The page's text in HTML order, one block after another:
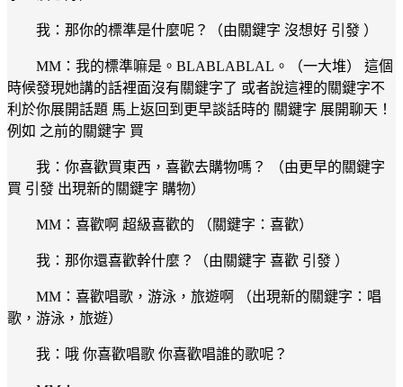
我：那你的標準是什麼呢？（由關鍵字 沒想好 引發 ）
MM：我的標準嘛是。BLABLABLAL。（一大堆） 這個
時候發現她講的話裡面沒有關鍵字了 或者說這裡的關鍵字不
利於你展開話題 馬上返回到更早談話時的 關鍵字 展開聊天！
例如 之前的關鍵字 買
我：你喜歡買東西，喜歡去購物嗎？ （由更早的關鍵字
買 引發 出現新的關鍵字 購物）
MM：喜歡啊 超級喜歡的 （關鍵字：喜歡）
我：那你還喜歡幹什麼？（由關鍵字 喜歡 引發 ）
MM：喜歡唱歌，游泳，旅遊啊 （出現新的關鍵字：唱
歌，游泳，旅遊）
我：哦 你喜歡唱歌 你喜歡唱誰的歌呢？